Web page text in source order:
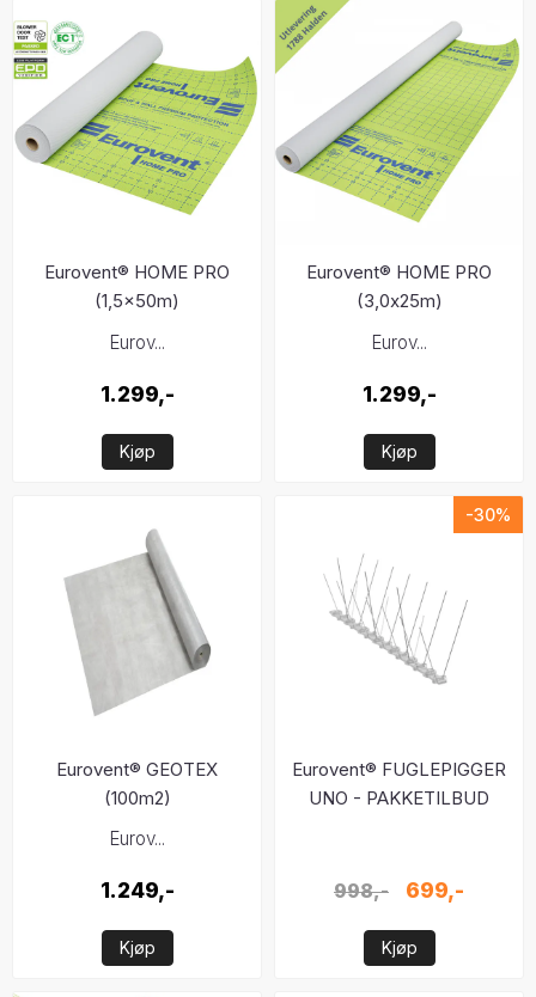
Eurovent® HOME PRO
(1,5x50m)
Eurov...
1.299,-
Kjøp
Eurovent® HOME PRO
(3,0x25m)
Eurov...
1.299,-
Kjøp
Eurovent® GEOTEX
(100m2)
Eurov...
1.249,-
Kjøp
-30%
Eurovent® FUGLEPIGGER
UNO - PAKKETILBUD
998,- 699,-
Kjøp